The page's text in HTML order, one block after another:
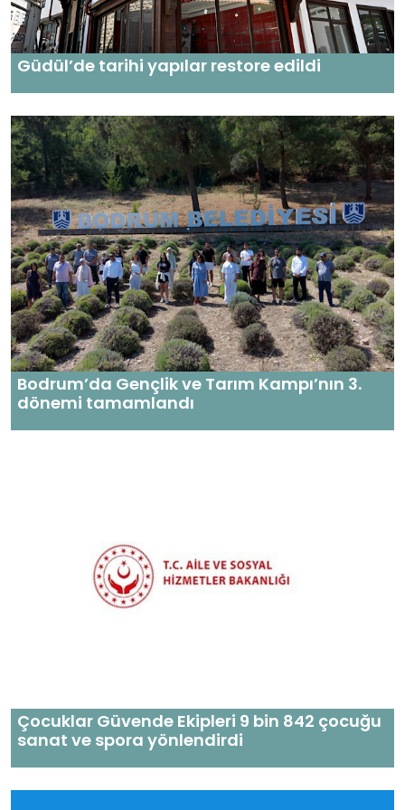
Güdül’de tarihi yapılar restore edildi
Bodrum’da Gençlik ve Tarım Kampı’nın 3.
dönemi tamamlandı
Çocuklar Güvende Ekipleri 9 bin 842 çocuğu
sanat ve spora yönlendirdi